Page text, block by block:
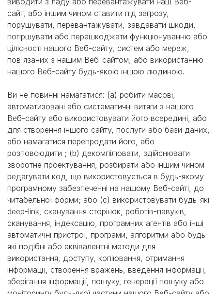
сайт, або іншим чином ставити під загрозу,
порушувати, перевантажувати, завдавати шкоди,
погіршувати або перешкоджати функціонуванню або
цілісності нашого Веб-сайту, систем або мереж,
пов'язаних з нашим Веб-сайтом, або використанню
нашого Веб-сайту будь-якою іншою людиною.
Ви не повинні намагатися: (a) робити масові,
автоматизовані або систематичні витяги з нашого
Веб-сайту або використовувати його всередині, або
для створення іншого сайту, послуги або бази даних,
або намагатися перепродати його, або
розповсюдити ; (b) декомпілювати, здійснювати
зворотне проектування, розбирати або іншим чином
редагувати код, що використовується в будь-якому
програмному забезпеченні на нашому Веб-сайті, до
читабельної форми; або (c) використовувати будь-які
deep-link, сканування сторінок, роботів-павуків,
сканування, індексацію, програмних агентів або інші
автоматичні пристрої, програми, алгоритми або будь-
які подібні або еквівалентні методи для
використання, доступу, копіювання, отримання
інформації, створення вражень, введення інформації,
зберігання інформації, пошуку, генерації пошуку або